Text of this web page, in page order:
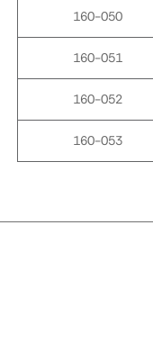
160-050
160-051
160-052
160-053